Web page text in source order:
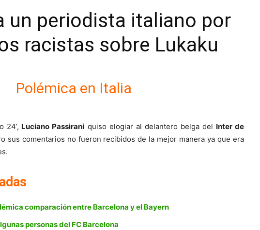
un periodista italiano por
racistas sobre Lukaku
Polémica en Italia
24’, Luciano Passirani quiso elogiar al delantero belga del Inter de
sus comentarios no fueron recibidos de la mejor manera ya que era
comparación entre Barcelona y el Bayern
personas del FC Barcelona